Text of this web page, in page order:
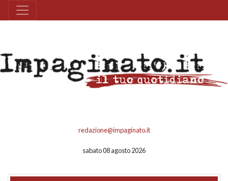
redazione@impaginato.it
sabato 08 agosto 2026